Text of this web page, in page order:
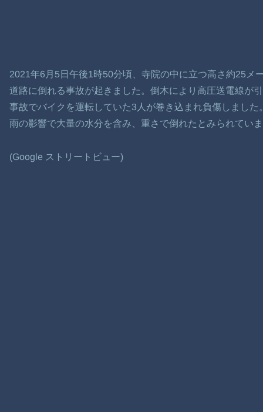
2021年6月5日午後1時50分頃、寺院の中に立つ高さ約25メ
道路に倒れる事故が起きました。倒木により高圧送電線が
事故でバイクを運転していた3人が巻き込まれ負傷しまし
雨の影響で大量の水分を含み、重さで倒れたとみられてい
(Google ストリートビュー)